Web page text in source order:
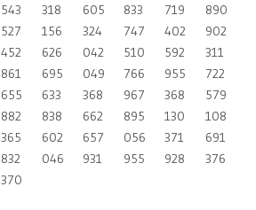
543 318 605 833 719
890
527 156 324 747 402
902
452 626 042 510 592
311
861 695 049 766 955
722
655 633 368 967 368
579
882 838 662 895 130
108
365 602 657 056 371
691
832 046 931 955 928
376
370